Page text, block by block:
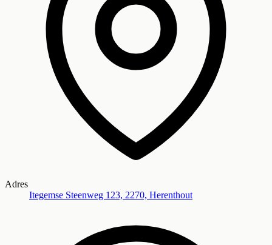
Adres
Itegemse Steenweg 123, 2270, Herenthout